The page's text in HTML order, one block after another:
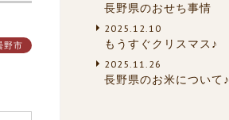
野市
長野県のおせち事情
2025.12.10
もうすぐクリスマス♪
2025.11.26
長野県のお米について♪